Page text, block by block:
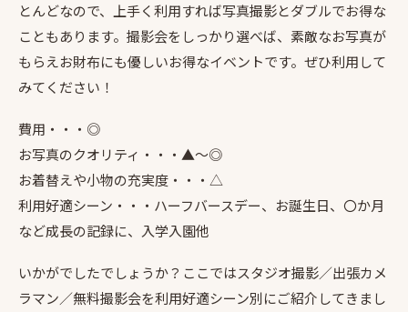
とんどなので、上手く利用すれば写真撮影とダブルでお得な
こともあります。撮影会をしっかり選べば、素敵なお写真が
もらえお財布にも優しいお得なイベントです。ぜひ利用して
みてください！
費用・・・◎
お写真のクオリティ・・・▲〜◎
お着替えや小物の充実度・・・△
利用好適シーン・・・ハーフバースデー、お誕生日、〇か月
など成長の記録に、入学入園他
いかがでしたでしょうか？ここではスタジオ撮影／出張カメ
ラマン／無料撮影会を利用好適シーン別にご紹介してきまし